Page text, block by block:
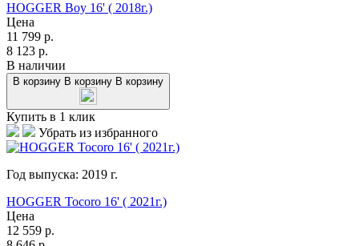
HOGGER Boy 16' ( 2018г.)
Цена
11 799 р.
8 123 р.
В наличии
В корзину В корзину В корзину
Купить в 1 клик
Убрать из избранного
Год выпуска: 2019 г.
HOGGER Tocoro 16' ( 2021г.)
Цена
12 559 р.